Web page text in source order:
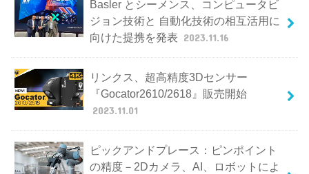
Basler とシーメンス、コンピュータビ
ジョン技術と 自動化技術の相互活用に
向けた提携を発表 2023.11.16
リンクス、超高精度3Dセンサー
『Gocator2610/2618』販売開始
2023.11.01
ピックアンドプレース：ピンポイント
の精度－2Dカメラ、AI、ロボットによ